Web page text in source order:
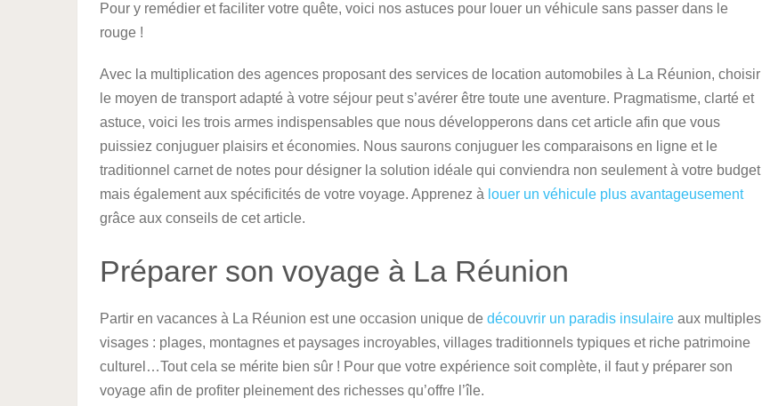
Pour y remédier et faciliter votre quête, voici nos astuces pour louer un véhicule sans passer dans le
rouge !
Avec la multiplication des agences proposant des services de location automobiles à La Réunion, choisir
le moyen de transport adapté à votre séjour peut s’avérer être toute une aventure. Pragmatisme, clarté et
astuce, voici les trois armes indispensables que nous développerons dans cet article afin que vous
puissiez conjuguer plaisirs et économies. Nous saurons conjuguer les comparaisons en ligne et le
traditionnel carnet de notes pour désigner la solution idéale qui conviendra non seulement à votre budget
mais également aux spécificités de votre voyage. Apprenez à louer un véhicule plus avantageusement
grâce aux conseils de cet article.
Préparer son voyage à La Réunion
Partir en vacances à La Réunion est une occasion unique de découvrir un paradis insulaire aux multiples
visages : plages, montagnes et paysages incroyables, villages traditionnels typiques et riche patrimoine
culturel…Tout cela se mérite bien sûr ! Pour que votre expérience soit complète, il faut y préparer son
voyage afin de profiter pleinement des richesses qu’offre l’île.